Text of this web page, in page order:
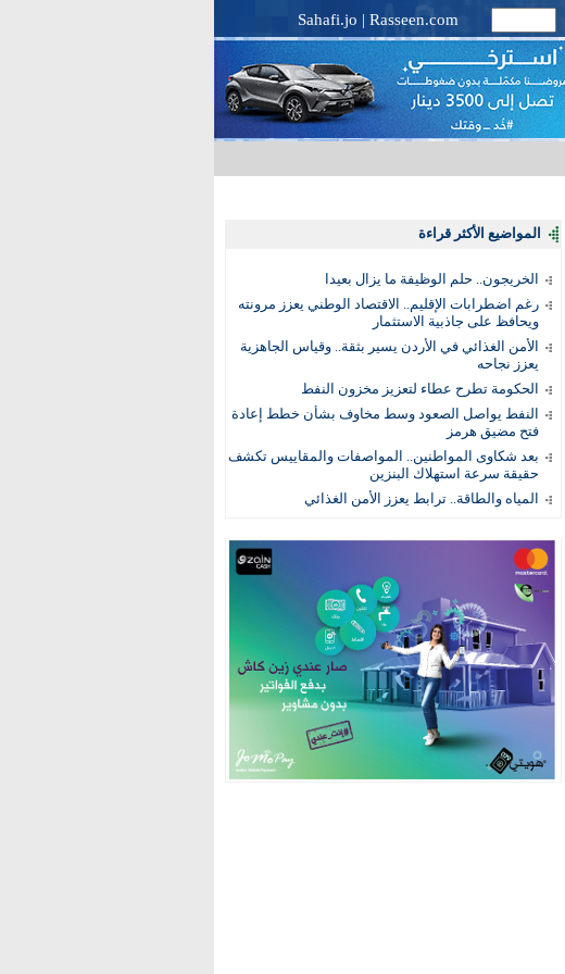
Sahafi.jo | Rasseen.com
المواضيع الأكثر قراءة
الخريجون.. حلم الوظيفة ما يزال بعيدا
رغم اضطرابات الإقليم.. الاقتصاد الوطني يعزز مرونته
ويحافظ على جاذبية الاستثمار
الأمن الغذائي في الأردن يسير بثقة.. وقياس الجاهزية
يعزز نجاحه
الحكومة تطرح عطاء لتعزيز مخزون النفط
النفط يواصل الصعود وسط مخاوف بشأن خطط إعادة
فتح مضيق هرمز
بعد شكاوى المواطنين.. المواصفات والمقاييس تكشف
حقيقة سرعة استهلاك البنزين
المياه والطاقة.. ترابط يعزز الأمن الغذائي